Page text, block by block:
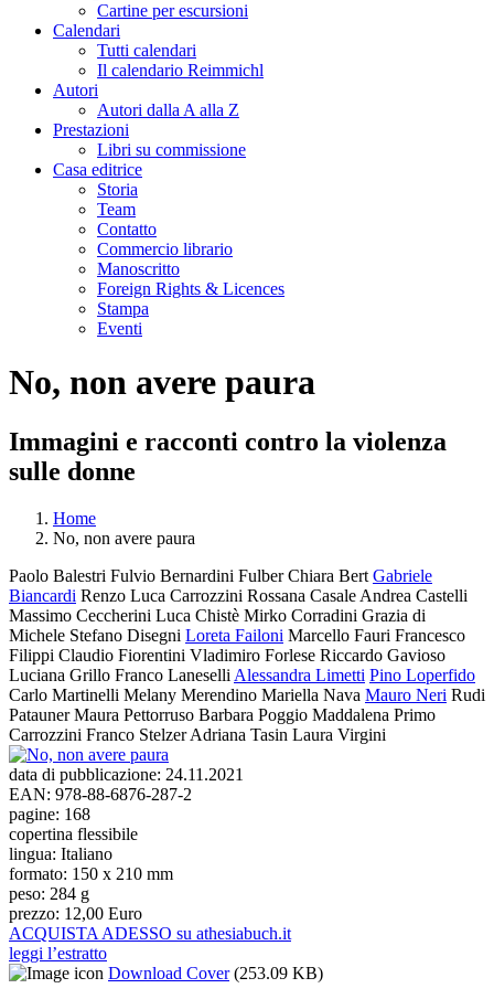
Cartine per escursioni
Calendari
Tutti calendari
Il calendario Reimmichl
Autori
Autori dalla A alla Z
Prestazioni
Libri su commissione
Casa editrice
Storia
Team
Contatto
Commercio librario
Manoscritto
Foreign Rights & Licences
Stampa
Eventi
No, non avere paura
Immagini e racconti contro la violenza
sulle donne
Tu sei qui
Home
No, non avere paura
Paolo Balestri Fulvio Bernardini Fulber Chiara Bert Gabriele
Biancardi Renzo Luca Carrozzini Rossana Casale Andrea Castelli
Massimo Ceccherini Luca Chistè Mirko Corradini Grazia di
Michele Stefano Disegni Loreta Failoni Marcello Fauri Francesco
Filippi Claudio Fiorentini Vladimiro Forlese Riccardo Gavioso
Luciana Grillo Franco Laneselli Alessandra Limetti Pino Loperfido
Carlo Martinelli Melany Merendino Mariella Nava Mauro Neri Rudi
Patauner Maura Pettorruso Barbara Poggio Maddalena Primo
Carrozzini Franco Stelzer Adriana Tasin Laura Virgini
data di pubblicazione: 24.11.2021
EAN: 978-88-6876-287-2
pagine: 168
copertina flessibile
lingua: Italiano
formato: 150 x 210 mm
peso: 284 g
prezzo: 12,00 Euro
ACQUISTA ADESSO su athesiabuch.it
leggi l’estratto
Download Cover (253.09 KB)